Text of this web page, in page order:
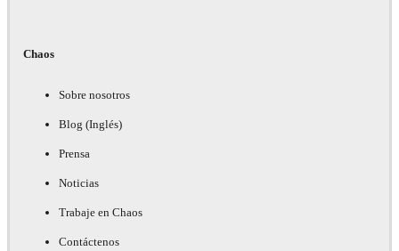
Chaos
Sobre nosotros
Blog (Inglés)
Prensa
Noticias
Trabaje en Chaos
Contáctenos